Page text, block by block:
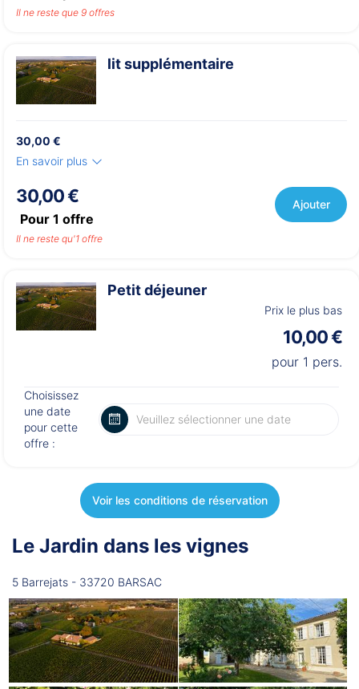
Il ne reste que 9 offres
lit supplémentaire
30,00 €
En savoir plus
30,00 €
Pour 1 offre
Ajouter
Il ne reste qu'1 offre
Petit déjeuner
Prix le plus bas
10,00 €
pour 1 pers.
Choisissez
une date
pour cette
offre :
Voir les conditions de réservation
Le Jardin dans les vignes
5 Barrejats - 33720 BARSAC